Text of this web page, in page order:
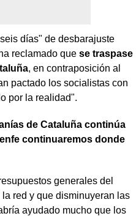
días" de desbarajuste
reclamado que se traspase
, en contraposición al
pactado los socialistas con
por la realidad".
de Cataluña continúa
continuaremos donde
generales del
red y que disminuyeran las
ayudado mucho que los